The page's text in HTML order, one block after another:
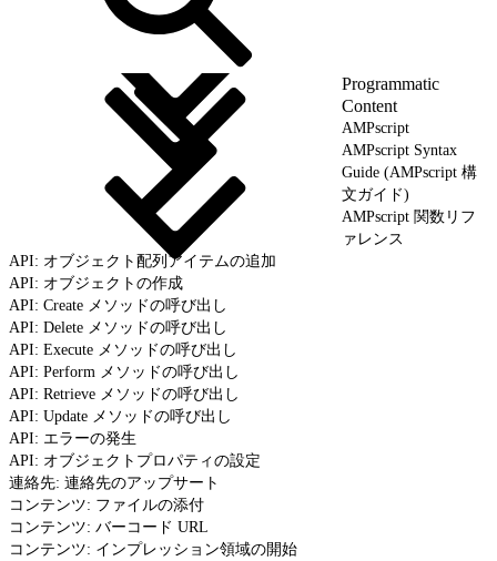
Programmatic
Content
AMPscript
AMPscript Syntax
Guide (AMPscript 構
文ガイド)
AMPscript 関数リフ
ァレンス
API: オブジェクト配列アイテムの追加
API: オブジェクトの作成
API: Create メソッドの呼び出し
API: Delete メソッドの呼び出し
API: Execute メソッドの呼び出し
API: Perform メソッドの呼び出し
API: Retrieve メソッドの呼び出し
API: Update メソッドの呼び出し
API: エラーの発生
API: オブジェクトプロパティの設定
連絡先: 連絡先のアップサート
コンテンツ: ファイルの添付
コンテンツ: バーコード URL
コンテンツ: インプレッション領域の開始